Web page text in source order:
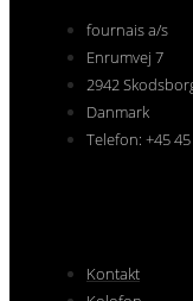
fournais a/s
Enrumvej 7
2942
Danmark
Telefon: +45
Kontakt